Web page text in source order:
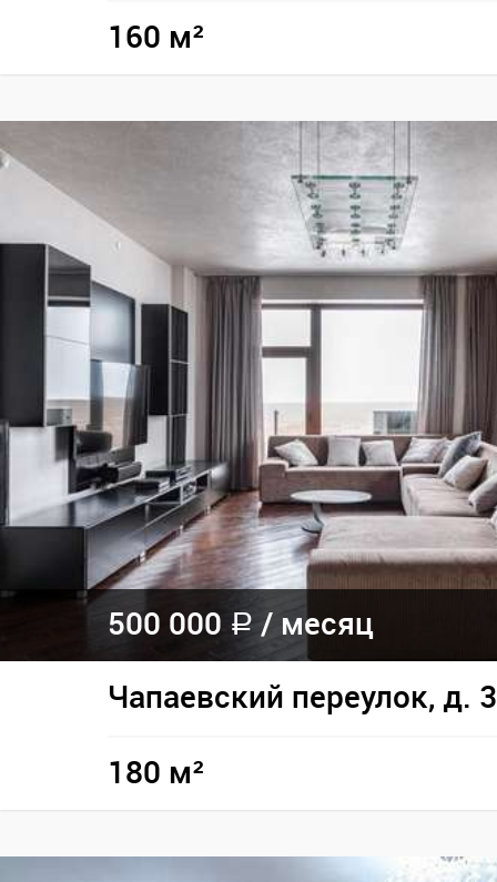
160 м²
500 000 a / месяц
Чапаевский переулок, д. 3
180 м²